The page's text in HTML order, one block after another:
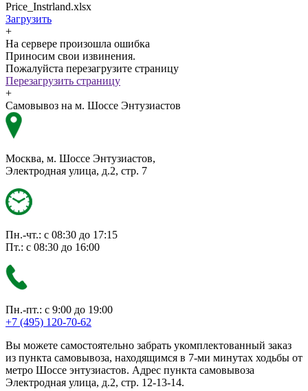
Price_Instrland.xlsx
Загрузить
+
На сервере произошла ошибка
Приносим свои извинения.
Пожалуйста перезагрузите страницу
Перезагрузить страницу
+
Самовывоз на м. Шоссе Энтузиастов
Москва, м. Шоссе Энтузиастов,
Электродная улица, д.2, стр. 7
Пн.-чт.: с 08:30 до 17:15
Пт.: с 08:30 до 16:00
Пн.-пт.: с 9:00 до 19:00
+7 (495) 120-70-62
Вы можете самостоятельно забрать укомплектованный заказ
из пункта самовывоза, находящимся в 7-ми минутах ходьбы от
метро Шоссе энтузиастов. Адрес пункта самовывоза
Электродная улица, д.2, стр. 12-13-14.